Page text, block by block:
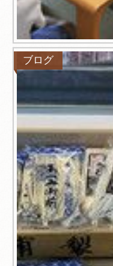
ブログ